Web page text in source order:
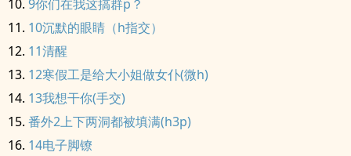
9你们在我这搞群p？
10沉默的眼睛（h指交）
11清醒
12寒假工是给大小姐做女仆(微h)
13我想干你(手交)
番外2上下两洞都被填满(h3p)
14电子脚镣